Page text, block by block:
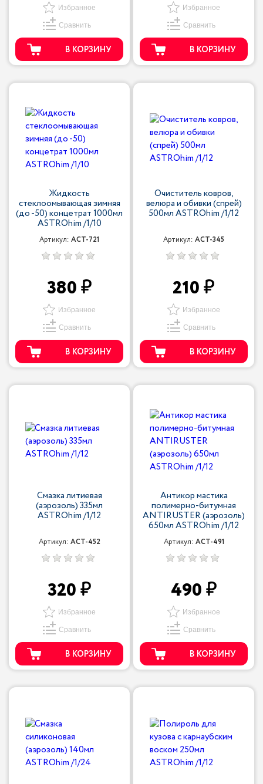
Избранное
Сравнить
В КОРЗИНУ
Избранное
Сравнить
В КОРЗИНУ
Жидкость
стеклоомывающая зимняя
(до -50) концетрат 1000мл
ASTROhim /1/10
Артикул: ACT-721
380
Избранное
Сравнить
В КОРЗИНУ
Очиститель ковров,
велюра и обивки (спрей)
500мл ASTROhim /1/12
Артикул: ACT-345
210
Избранное
Сравнить
В КОРЗИНУ
Смазка литиевая
(аэрозоль) 335мл
ASTROhim /1/12
Артикул: ACT-452
320
Избранное
Сравнить
В КОРЗИНУ
Антикор мастика
полимерно-битумная
ANTIRUSTER (аэрозоль)
650мл ASTROhim /1/12
Артикул: ACT-491
490
Избранное
Сравнить
В КОРЗИНУ